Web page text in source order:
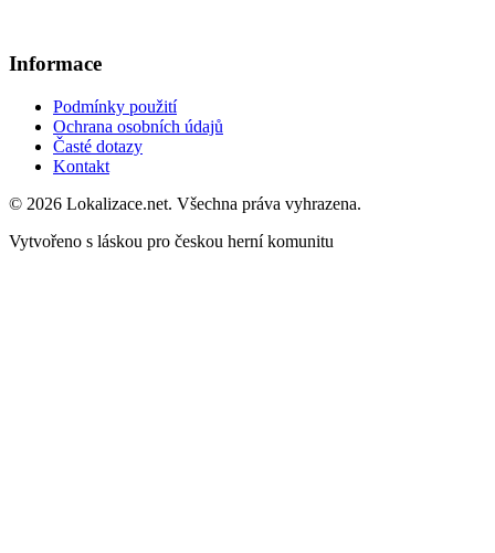
Informace
Podmínky použití
Ochrana osobních údajů
Časté dotazy
Kontakt
© 2026 Lokalizace.net. Všechna práva vyhrazena.
Vytvořeno s láskou pro českou herní komunitu